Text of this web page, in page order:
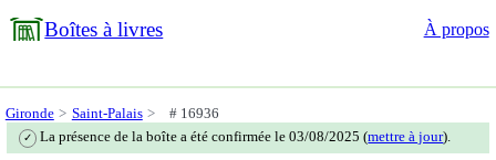
Boîtes à livres À propos
Gironde Saint-Palais # 16936
✓ La présence de la boîte a été confirmée le 03/08/2025 (mettre à jour).